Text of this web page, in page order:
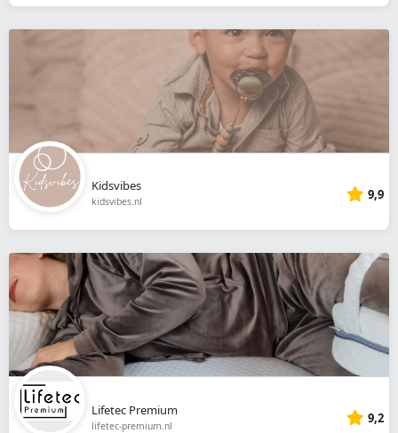
Kidsvibes
kidsvibes.nl 9,9
Lifetec Premium
lifetec-premium.nl 9,2